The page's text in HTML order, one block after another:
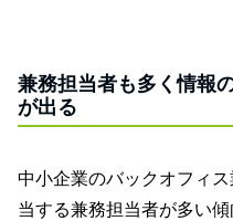
兼務担当者も多く情報
が出る
中小企業のバックオフィ
当する兼務担当者が多い